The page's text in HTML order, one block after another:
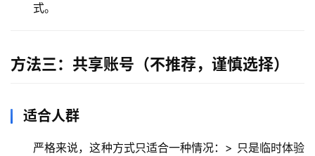
式。
方法三：共享账号（不推荐，谨慎选择）
适合人群
严格来说，这种方式只适合一种情况：> 只是临时体验